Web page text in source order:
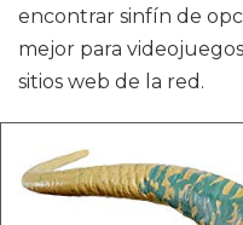
encontrar sinfín de
mejor para
sitios web de la red.